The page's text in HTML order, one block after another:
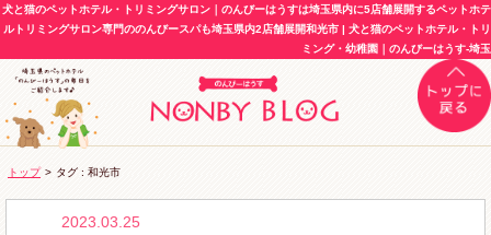
犬と猫のペットホテル・トリミングサロン｜のんびーはうすは埼玉県内に5店舗展開するペットホテ
ルトリミングサロン専門ののんびースパも埼玉県内2店舗展開和光市 | 犬と猫のペットホテル・トリ
ミング・幼稚園｜のんびーはうす-埼玉
トップ > タグ : 和光市
2023.03.25